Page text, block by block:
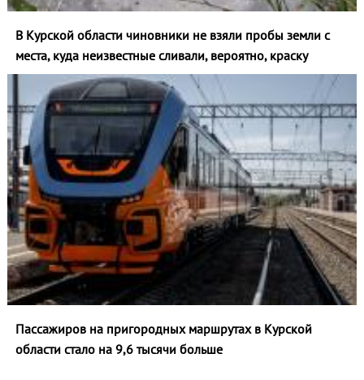
В Курской области чиновники не взяли пробы земли с
места, куда неизвестные сливали, вероятно, краску
Пассажиров на пригородных маршрутах в Курской
области стало на 9,6 тысячи больше